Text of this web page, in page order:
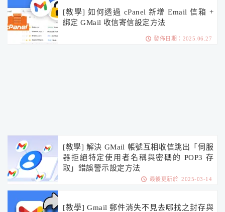
[教學] 如何透過 cPanel 新增 Email 信箱 +
綁定 GMail 收信寄信設定方法
發佈日期：2025.06.27
[教學] 解決 GMail 帳號互相收信跳出「伺服
器拒絕特定使用者名稱與密碼的 POP3 存
取」錯誤警示設定方法
最後更新於 2025-03-14
[教學] Gmail 郵件消失不見去哪找之封存與